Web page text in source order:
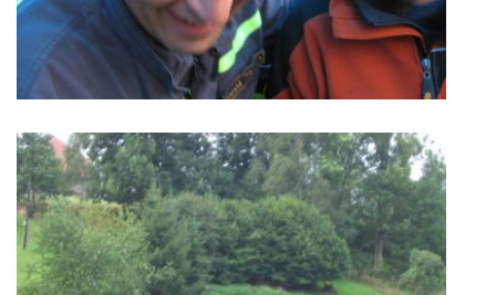
KONTAKT
PROJEKT DOPRAVNÍ AUTOMOBIL
SH ČMS - Sbor dobrovolných hasičů Havlovice
Havlovice 377
542 32 Úpice